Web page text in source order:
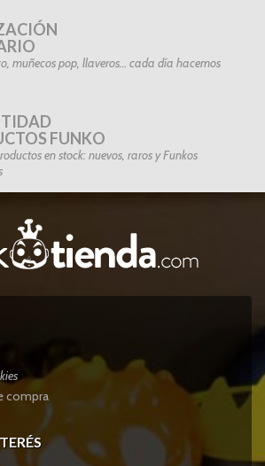
muñecos pop, llaveros… cada día hacemos
FUNKO
en stock: nuevos, raros y Funkos
compra